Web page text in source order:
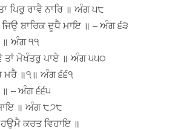
ਪਿਰੁ ਰਾਵੈ ਨਾਰਿ ॥ ਅੰਗ ੫੮
ਬਾਰਿਕ ਦੂਧੈ ਮਾਇ ॥ – ਅੰਗ ੬੩
॥ ਅੰਗ ੧੧
ਤਾਂ ਮੋਖੰਤਰੁ ਪਾਏ ॥ ਅੰਗ ੫੫੦
ਮਰੈ ॥੧॥ ਅੰਗ ੬੬੧
– ਅੰਗ ੬੬੫
॥ ਅੰਗ ੮੭੮
ਕਰਤ ਵਿਹਾਇ ॥